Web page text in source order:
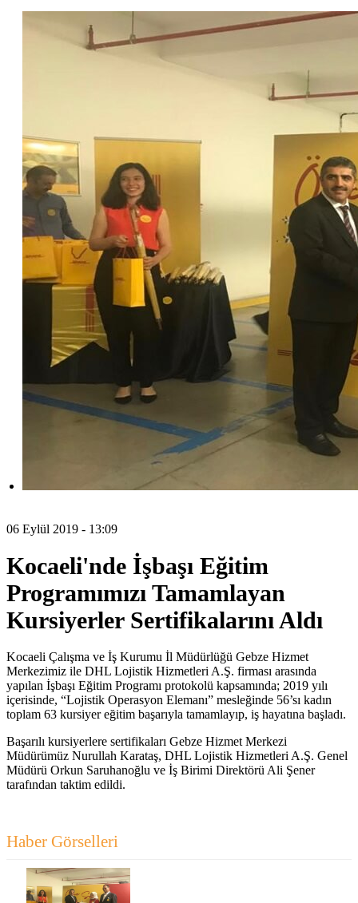
06 Eylül 2019 - 13:09
Kocaeli'nde İşbaşı Eğitim
Programımızı Tamamlayan
Kursiyerler Sertifikalarını Aldı
Kocaeli Çalışma ve İş Kurumu İl Müdürlüğü Gebze Hizmet
Merkezimiz ile DHL Lojistik Hizmetleri A.Ş. firması arasında
yapılan İşbaşı Eğitim Programı protokolü kapsamında; 2019 yılı
içerisinde, “Lojistik Operasyon Elemanı” mesleğinde 56’sı kadın
toplam 63 kursiyer eğitim başarıyla tamamlayıp, iş hayatına başladı.
Başarılı kursiyerlere sertifikaları Gebze Hizmet Merkezi
Müdürümüz Nurullah Karataş, DHL Lojistik Hizmetleri A.Ş. Genel
Müdürü Orkun Saruhanoğlu ve İş Birimi Direktörü Ali Şener
tarafından taktim edildi.
Haber Görselleri